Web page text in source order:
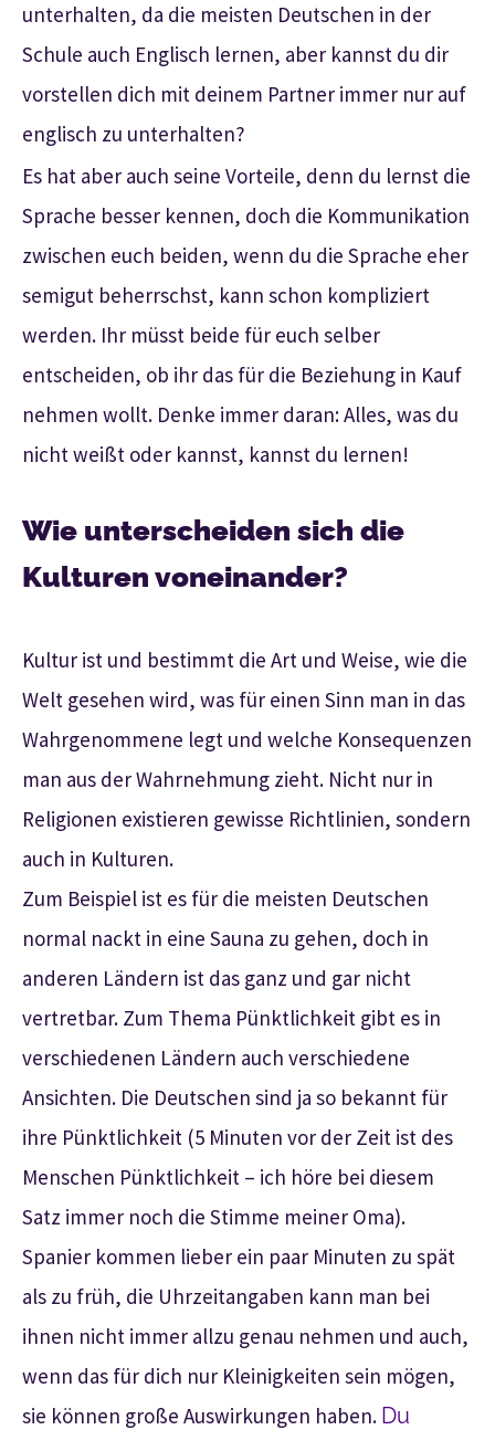
unterhalten, da die meisten Deutschen in der
Schule auch Englisch lernen, aber kannst du dir
vorstellen dich mit deinem Partner immer nur auf
englisch zu unterhalten?
Es hat aber auch seine Vorteile, denn du lernst die
Sprache besser kennen, doch die Kommunikation
zwischen euch beiden, wenn du die Sprache eher
semigut beherrschst, kann schon kompliziert
werden. Ihr müsst beide für euch selber
entscheiden, ob ihr das für die Beziehung in Kauf
nehmen wollt. Denke immer daran: Alles, was du
nicht weißt oder kannst, kannst du lernen!
Wie unterscheiden sich die
Kulturen voneinander?
Kultur ist und bestimmt die Art und Weise, wie die
Welt gesehen wird, was für einen Sinn man in das
Wahrgenommene legt und welche Konsequenzen
man aus der Wahrnehmung zieht. Nicht nur in
Religionen existieren gewisse Richtlinien, sondern
auch in Kulturen.
Zum Beispiel ist es für die meisten Deutschen
normal nackt in eine Sauna zu gehen, doch in
anderen Ländern ist das ganz und gar nicht
vertretbar. Zum Thema Pünktlichkeit gibt es in
verschiedenen Ländern auch verschiedene
Ansichten. Die Deutschen sind ja so bekannt für
ihre Pünktlichkeit (5 Minuten vor der Zeit ist des
Menschen Pünktlichkeit – ich höre bei diesem
Satz immer noch die Stimme meiner Oma).
Spanier kommen lieber ein paar Minuten zu spät
als zu früh, die Uhrzeitangaben kann man bei
ihnen nicht immer allzu genau nehmen und auch,
wenn das für dich nur Kleinigkeiten sein mögen,
sie können große Auswirkungen haben. Du